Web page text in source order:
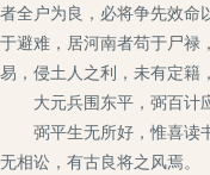
者全户为良，必将争先效命
于避难，居河南者苟于尸禄
易，侵土人之利，未有定籍
大元兵围东平，弼百计应
弼平生无所好，惟喜读书
无相讼，有古良将之风焉。